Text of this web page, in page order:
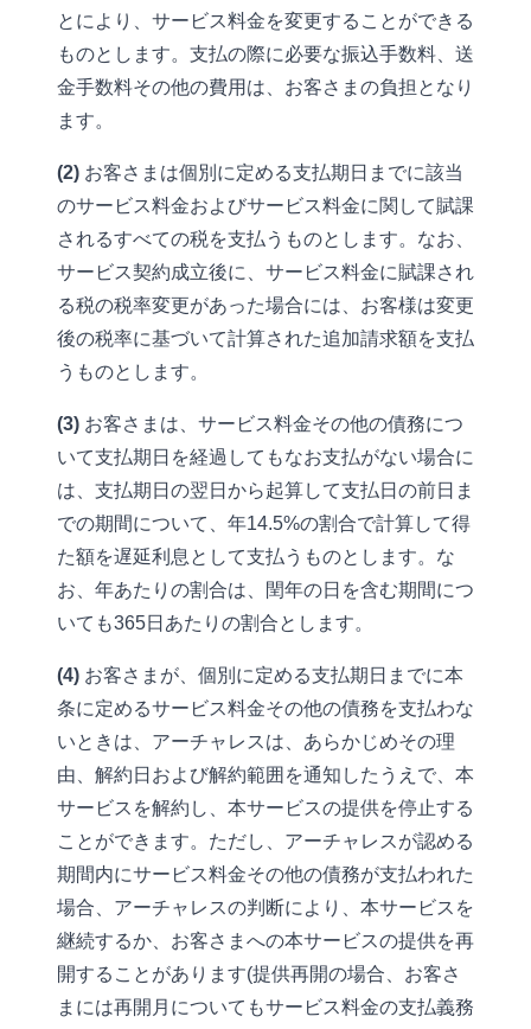
とにより、サービス料金を変更することができる
ものとします。支払の際に必要な振込手数料、送
金手数料その他の費用は、お客さまの負担となり
ます。
(2) お客さまは個別に定める支払期日までに該当
のサービス料金およびサービス料金に関して賦課
されるすべての税を支払うものとします。なお、
サービス契約成立後に、サービス料金に賦課され
る税の税率変更があった場合には、お客様は変更
後の税率に基づいて計算された追加請求額を支払
うものとします。
(3) お客さまは、サービス料金その他の債務につ
いて支払期日を経過してもなお支払がない場合に
は、支払期日の翌日から起算して支払日の前日ま
での期間について、年14.5%の割合で計算して得
た額を遅延利息として支払うものとします。な
お、年あたりの割合は、閏年の日を含む期間につ
いても365日あたりの割合とします。
(4) お客さまが、個別に定める支払期日までに本
条に定めるサービス料金その他の債務を支払わな
いときは、アーチャレスは、あらかじめその理
由、解約日および解約範囲を通知したうえで、本
サービスを解約し、本サービスの提供を停止する
ことができます。ただし、アーチャレスが認める
期間内にサービス料金その他の債務が支払われた
場合、アーチャレスの判断により、本サービスを
継続するか、お客さまへの本サービスの提供を再
開することがあります(提供再開の場合、お客さ
まには再開月についてもサービス料金の支払義務